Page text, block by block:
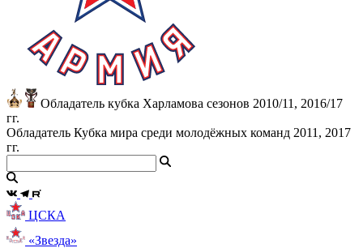
Обладатель кубка Харламова сезонов 2010/11, 2016/17
гг.
Обладатель Кубка мира среди молодёжных команд 2011, 2017
гг.
ЦСКА
«Звезда»